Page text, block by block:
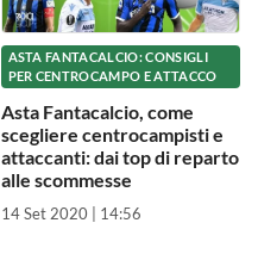
ASTA FANTACALCIO: CONSIGLI
PER CENTROCAMPO E ATTACCO
Asta Fantacalcio, come
scegliere centrocampisti e
attaccanti: dai top di reparto
alle scommesse
14 Set 2020 | 14:56